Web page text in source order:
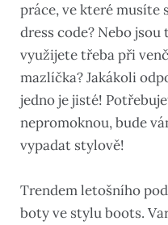
práce, ve které musíte
dress code? Nebo
využijete třeba při
mazlíčka? Jakákoli
jedno je jisté!
nepromoknou, bude
vypadat stylově!
Trendem letošního
boty ve stylu boots.